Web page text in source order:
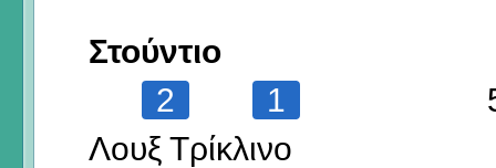
Στούντιο
2
1
Λουξ Τρίκλινο